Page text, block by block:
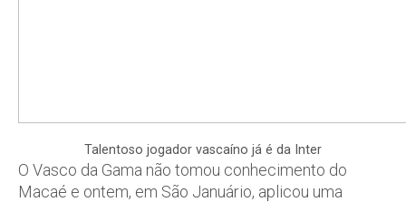
Talentoso jogador vascaíno já é da Inter
O Vasco da Gama não tomou conhecimento do
Macaé e ontem, em São Januário, aplicou uma